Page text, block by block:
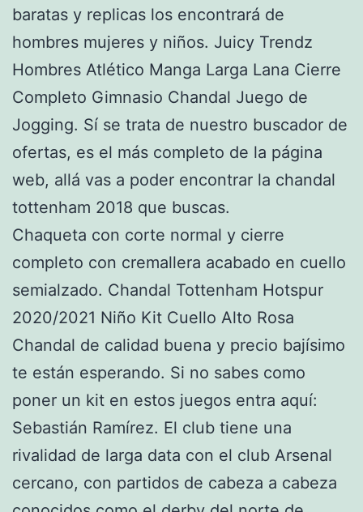
baratas y replicas los encontrará de
hombres mujeres y niños. Juicy Trendz
Hombres Atlético Manga Larga Lana Cierre
Completo Gimnasio Chandal Juego de
Jogging. Sí se trata de nuestro buscador de
ofertas, es el más completo de la página
web, allá vas a poder encontrar la chandal
tottenham 2018 que buscas.
Chaqueta con corte normal y cierre
completo con cremallera acabado en cuello
semialzado. Chandal Tottenham Hotspur
2020/2021 Niño Kit Cuello Alto Rosa
Chandal de calidad buena y precio bajísimo
te están esperando. Si no sabes como
poner un kit en estos juegos entra aquí:
Sebastián Ramírez. El club tiene una
rivalidad de larga data con el club Arsenal
cercano, con partidos de cabeza a cabeza